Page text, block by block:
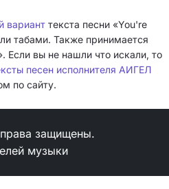
вариант текста песни «You're
табами. Также принимается
Если вы не нашли что искали, то
песен исполнителя АИГЕЛ
по сайту.
защищены.
музыки